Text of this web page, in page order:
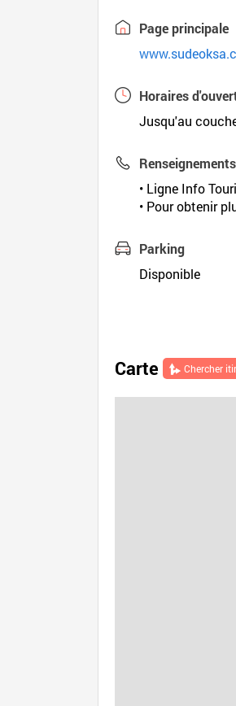
Page principale
Horaires
Jusqu'au
Renseignements
• Ligne Info
• Pour obtenir
Parking
Disponible
Carte Chercher